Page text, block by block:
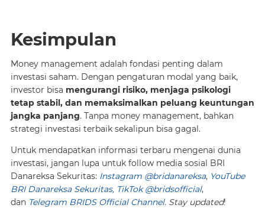
Kesimpulan
Money management adalah fondasi penting dalam
investasi saham. Dengan pengaturan modal yang baik,
investor bisa mengurangi risiko, menjaga psikologi
tetap stabil, dan memaksimalkan peluang keuntungan
jangka panjang. Tanpa money management, bahkan
strategi investasi terbaik sekalipun bisa gagal.
Untuk mendapatkan informasi terbaru mengenai dunia
investasi, jangan lupa untuk follow media sosial BRI
Danareksa Sekuritas: Instagram @bridanareksa, YouTube
BRI Danareksa Sekuritas, TikTok @bridsofficial,
dan Telegram BRIDS Official Channel. Stay updated!